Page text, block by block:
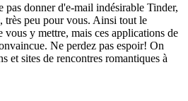
pas donner d'e-mail indésirable Tinder,
très peu pour vous. Ainsi tout le
vous y mettre, mais ces applications de
Ne perdez pas espoir! On
et sites de rencontres romantiques à